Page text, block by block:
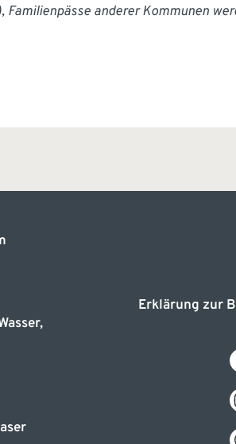
Familienpässe anderer Kommunen
Erklärung zur